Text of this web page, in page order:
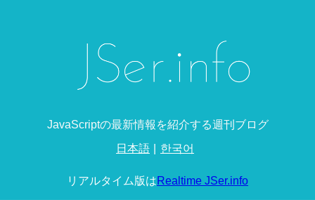
JavaScriptの最新情報を紹介する週刊ブログ
日本語 한국어
リアルタイム版はRealtime JSer.info